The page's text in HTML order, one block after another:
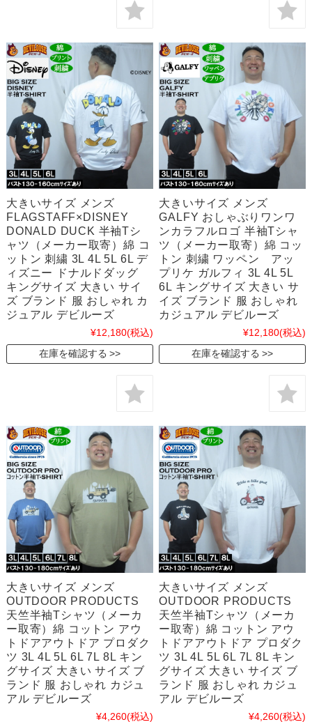
大きいサイズ メンズ
FLAGSTAFF×DISNEY
DONALD DUCK 半袖Tシ
ャツ（メーカー取寄）綿 コ
ットン 刺繍 3L 4L 5L 6L デ
ィズニー ドナルドダッグ
キングサイズ 大きい サイ
ズ ブランド 服 おしゃれ カ
ジュアル デビルーズ
¥12,180(税込)
在庫を確認する
大きいサイズ メンズ
GALFY おしゃぶりワンワ
ンカラフルロゴ 半袖Tシャ
ツ（メーカー取寄）綿 コッ
トン 刺繍 ワッペン アッ
プリケ ガルフィ 3L 4L 5L
6L キングサイズ 大きい サ
イズ ブランド 服 おしゃれ
カジュアル デビルーズ
¥12,180(税込)
在庫を確認する
大きいサイズ メンズ
OUTDOOR PRODUCTS
天竺半袖Tシャツ（メーカ
ー取寄）綿 コットン アウ
トドアアウトドア プロダク
ツ 3L 4L 5L 6L 7L 8L キン
グサイズ 大きい サイズ ブ
ランド 服 おしゃれ カジュ
アル デビルーズ
¥4,260(税込)
大きいサイズ メンズ
OUTDOOR PRODUCTS
天竺半袖Tシャツ（メーカ
ー取寄）綿 コットン アウ
トドアアウトドア プロダク
ツ 3L 4L 5L 6L 7L 8L キン
グサイズ 大きい サイズ ブ
ランド 服 おしゃれ カジュ
アル デビルーズ
¥4,260(税込)